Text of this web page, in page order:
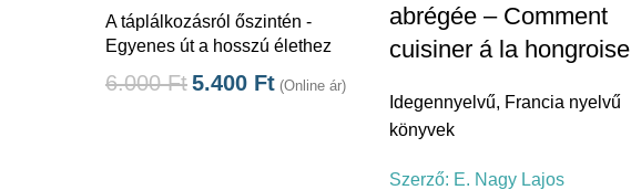
A táplálkozásról őszintén -
Egyenes út a hosszú élethez
6.000Ft5.400 Ft (Online ár)
abrégée – Comment
cuisiner á la hongroise
Idegennyelvű, Francia nyelvű
könyvek
Szerző: E. Nagy Lajos